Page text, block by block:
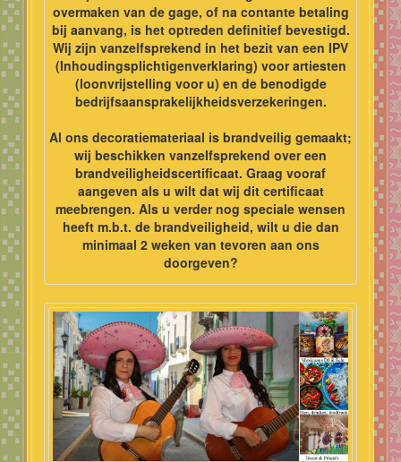
overmaken van de gage, of na contante betaling
bij aanvang, is het optreden definitief bevestigd.
Wij zijn vanzelfsprekend in het bezit van een IPV
(Inhoudingsplichtigenverklaring) voor artiesten
(loonvrijstelling voor u) en de benodigde
bedrijfsaansprakelijkheidsverzekeringen.
Al ons decoratiemateriaal is brandveilig gemaakt;
wij beschikken vanzelfsprekend over een
brandveiligheidscertificaat. Graag vooraf
aangeven als u wilt dat wij dit certificaat
meebrengen. Als u verder nog speciale wensen
heeft m.b.t. de brandveiligheid, wilt u die dan
minimaal 2 weken van tevoren aan ons
doorgeven?